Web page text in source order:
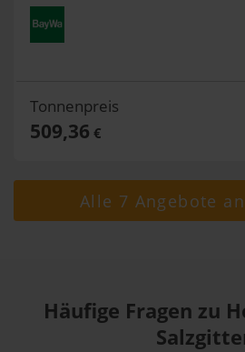
Tonnenpreis
509,36 €
Alle 7 Angebote
Häufige Fragen zu